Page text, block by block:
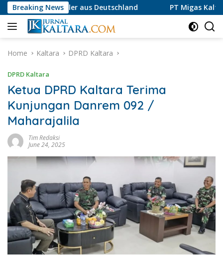
Skip
to
content
Breaking News
Spieler aus Deutschland PT Migas Kaltara Jaya
Home Kaltara DPRD Kaltara
DPRD Kaltara
Ketua DPRD Kaltara Terima
Kunjungan Danrem 092 /
Maharajalila
Tim Redaksi
June 24, 2025